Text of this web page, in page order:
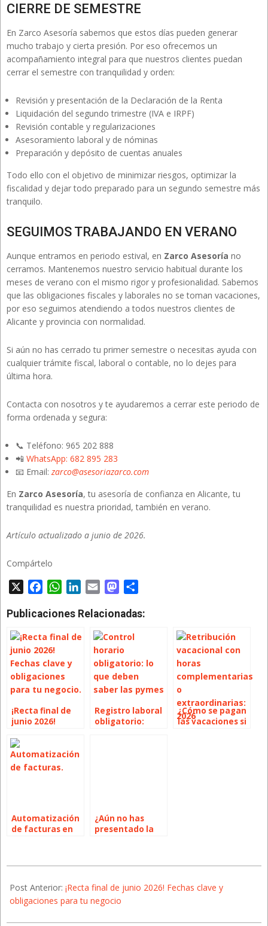
CIERRE DE SEMESTRE
En Zarco Asesoría sabemos que estos días pueden generar
mucho trabajo y cierta presión. Por eso ofrecemos un
acompañamiento integral para que nuestros clientes puedan
cerrar el semestre con tranquilidad y orden:
Revisión y presentación de la Declaración de la Renta
Liquidación del segundo trimestre (IVA e IRPF)
Revisión contable y regularizaciones
Asesoramiento laboral y de nóminas
Preparación y depósito de cuentas anuales
Todo ello con el objetivo de minimizar riesgos, optimizar la
fiscalidad y dejar todo preparado para un segundo semestre más
tranquilo.
SEGUIMOS TRABAJANDO EN VERANO
Aunque entramos en periodo estival, en Zarco Asesoría no
cerramos. Mantenemos nuestro servicio habitual durante los
meses de verano con el mismo rigor y profesionalidad. Sabemos
que las obligaciones fiscales y laborales no se toman vacaciones,
por eso seguimos atendiendo a todos nuestros clientes de
Alicante y provincia con normalidad.
Si aún no has cerrado tu primer semestre o necesitas ayuda con
cualquier trámite fiscal, laboral o contable, no lo dejes para
última hora.
Contacta con nosotros y te ayudaremos a cerrar este periodo de
forma ordenada y segura:
📞 Teléfono: 965 202 888
📲 WhatsApp: 682 895 283
📧 Email:zarco@asesoriazarco.com
En Zarco Asesoría, tu asesoría de confianza en Alicante, tu
tranquilidad es nuestra prioridad, también en verano.
Artículo actualizado a junio de 2026.
Compártelo
FacebookWhatsApp
LinkedIn
Email Mastodon
Publicaciones Relacionadas:
¡Recta final de
junio 2026!
obligaciones
para tu negocio
Registro laboral
obligatorio:
¿Cómo se pagan
las vacaciones si
Automatización
de facturas en
¿Aún no has
presentado la
07-
01
Post Anterior: ¡Recta final de junio 2026! Fechas clave y
obligaciones para tu negocio